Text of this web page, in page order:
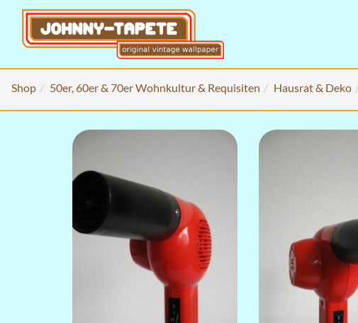
Shop 50er, 60er & 70er Wohnkultur & Requisiten Hausrat & Deko